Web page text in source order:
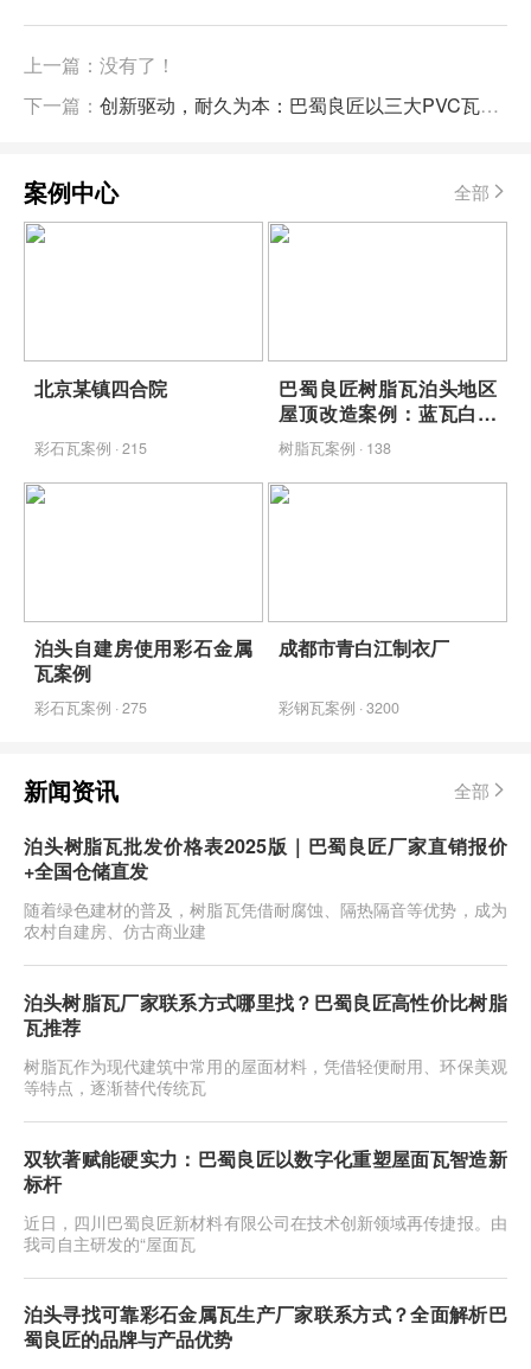
上一篇：没有了！
下一篇： 创新驱动，耐久为本：巴蜀良匠以三大PVC瓦产品系列引领工业建筑屋面新标准
案例中心 全部
北京某镇四合院
彩石瓦案例 · 215
巴蜀良匠树脂瓦泊头地区
屋顶改造案例：蓝瓦白墙
映青山，包工包料省心焕
新
树脂瓦案例 · 138
泊头自建房使用彩石金属
瓦案例
彩石瓦案例 · 275
成都市青白江制衣厂
彩钢瓦案例 · 3200
新闻资讯 全部
泊头树脂瓦批发价格表2025版｜巴蜀良匠厂家直销报价
+全国仓储直发
随着绿色建材的普及，树脂瓦凭借耐腐蚀、隔热隔音等优势，成为
农村自建房、仿古商业建
泊头树脂瓦厂家联系方式哪里找？巴蜀良匠高性价比树脂
瓦推荐
树脂瓦作为现代建筑中常用的屋面材料，凭借轻便耐用、环保美观
等特点，逐渐替代传统瓦
双软著赋能硬实力：巴蜀良匠以数字化重塑屋面瓦智造新
标杆
近日，四川巴蜀良匠新材料有限公司在技术创新领域再传捷报。由
我司自主研发的“屋面瓦
泊头寻找可靠彩石金属瓦生产厂家联系方式？全面解析巴
蜀良匠的品牌与产品优势